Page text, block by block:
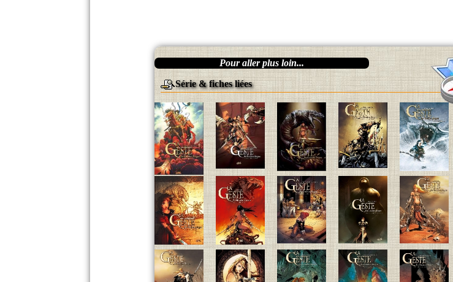
Pour aller plus loin...
Série & fiches liées